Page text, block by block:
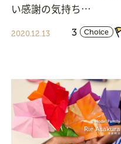
い感謝の気持ち…
2020.12.13 3 Choice